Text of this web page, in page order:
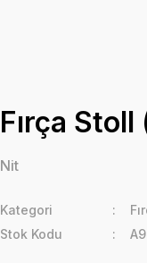
Fırça
Nit
Kategori
Stok Kodu